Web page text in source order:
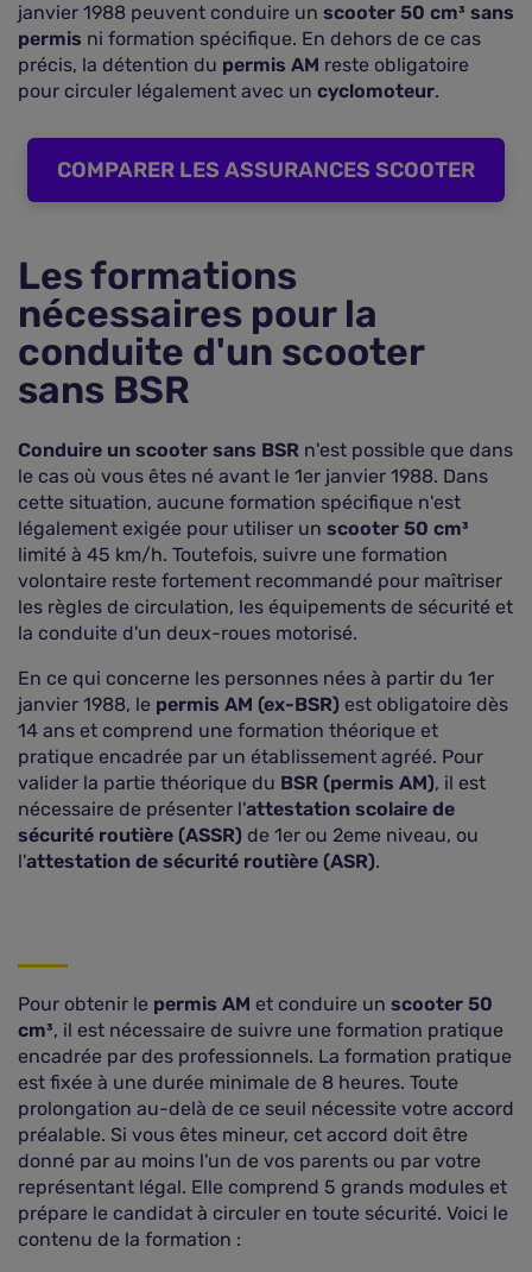
janvier 1988 peuvent conduire un scooter 50 cm³ sans
permis ni formation spécifique. En dehors de ce cas
précis, la détention du permis AM reste obligatoire
pour circuler légalement avec un cyclomoteur.
COMPARER LES ASSURANCES SCOOTER
Les formations
nécessaires pour la
conduite d'un scooter
sans BSR
Conduire un scooter sans BSR n'est possible que dans
le cas où vous êtes né avant le 1er janvier 1988. Dans
cette situation, aucune formation spécifique n'est
légalement exigée pour utiliser un scooter 50 cm³
limité à 45 km/h. Toutefois, suivre une formation
volontaire reste fortement recommandé pour maîtriser
les règles de circulation, les équipements de sécurité et
la conduite d'un deux-roues motorisé.
En ce qui concerne les personnes nées à partir du 1er
janvier 1988, le permis AM (ex-BSR) est obligatoire dès
14 ans et comprend une formation théorique et
pratique encadrée par un établissement agréé. Pour
valider la partie théorique du BSR (permis AM), il est
nécessaire de présenter l'attestation scolaire de
sécurité routière (ASSR) de 1er ou 2eme niveau, ou
l'attestation de sécurité routière (ASR).
Pour obtenir le permis AM et conduire un scooter 50
cm³, il est nécessaire de suivre une formation pratique
encadrée par des professionnels. La formation pratique
est fixée à une durée minimale de 8 heures. Toute
prolongation au-delà de ce seuil nécessite votre accord
préalable. Si vous êtes mineur, cet accord doit être
donné par au moins l'un de vos parents ou par votre
représentant légal. Elle comprend 5 grands modules et
prépare le candidat à circuler en toute sécurité. Voici le
contenu de la formation :